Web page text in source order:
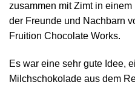
zusammen mit Zimt in
der Freunde und Nachbarn
Fruition Chocolate Works.
Es war eine sehr gute Idee,
Milchschokolade aus dem